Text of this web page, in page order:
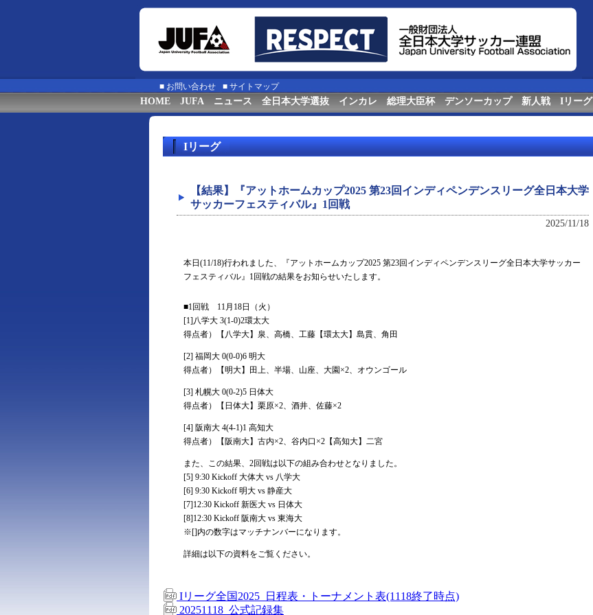
■ お問い合わせ ■ サイトマップ
HOME JUFA ニュース 全日本大学選抜 インカレ 総理大臣杯 デンソーカップ 新人戦 Iリーグ
Iリーグ
【結果】『アットホームカップ2025 第23回インディペンデンスリーグ全日本大学
サッカーフェスティバル』1回戦
2025/11/18
本日(11/18)行われました、『アットホームカップ2025 第23回インディペンデンスリーグ全日本大学サッカー
フェスティバル』1回戦の結果をお知らせいたします。
■1回戦 11月18日（火）
[1]八学大 3(1-0)2環太大
得点者）【八学大】泉、高橋、工藤【環太大】島貫、角田
[2] 福岡大 0(0-0)6 明大
得点者）【明大】田上、半場、山座、大園×2、オウンゴール
[3] 札幌大 0(0-2)5 日体大
得点者）【日体大】栗原×2、酒井、佐藤×2
[4] 阪南大 4(4-1)1 高知大
得点者）【阪南大】古内×2、谷内口×2【高知大】二宮
また、この結果、2回戦は以下の組み合わせとなりました。
[5] 9:30 Kickoff 大体大 vs 八学大
[6] 9:30 Kickoff 明大 vs 静産大
[7]12:30 Kickoff 新医大 vs 日体大
[8]12:30 Kickoff 阪南大 vs 東海大
※[]内の数字はマッチナンバーになります。
詳細は以下の資料をご覧ください。
Iリーグ全国2025_日程表・トーナメント表(1118終了時点)
20251118_公式記録集